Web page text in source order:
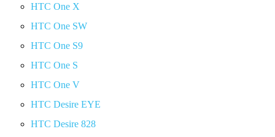
HTC One X
HTC One SW
HTC One S9
HTC One S
HTC One V
HTC Desire EYE
HTC Desire 828